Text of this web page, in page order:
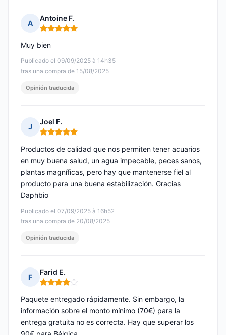
A
Antoine F.
Nota: 5 de 5
Publicado el 09/09/2025 à 14h35
tras una compra de 15/08/2025
Muy bien
Opinión traducida
J
Joel F.
Nota: 5 de 5
Publicado el 07/09/2025 à 16h52
tras una compra de 20/08/2025
Productos de calidad que nos permiten tener acuarios
en muy buena salud, un agua impecable, peces sanos,
plantas magníficas, pero hay que mantenerse fiel al
producto para una buena estabilización. Gracias
Daphbio
Opinión traducida
F
Farid E.
Nota: 4 de 5
Paquete entregado rápidamente. Sin embargo, la
información sobre el monto mínimo (70€) para la
entrega gratuita no es correcta. Hay que superar los